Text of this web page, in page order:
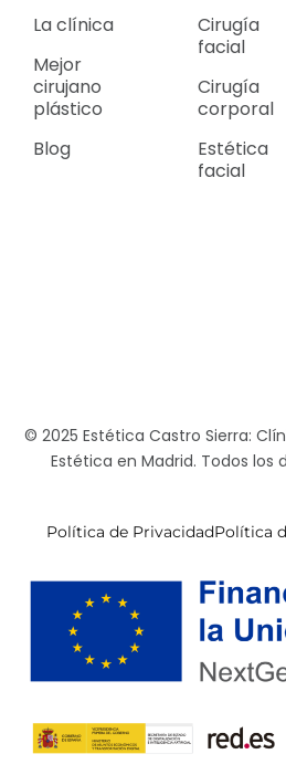
La clínica
Mejor
cirujano
plástico
Blog
Cirugía
facial
Cirugía
corporal
Estética
facial
© 2025 Estética Castro Sierra:
Estética en Madrid. Todos los
Política de PrivacidadPolítica